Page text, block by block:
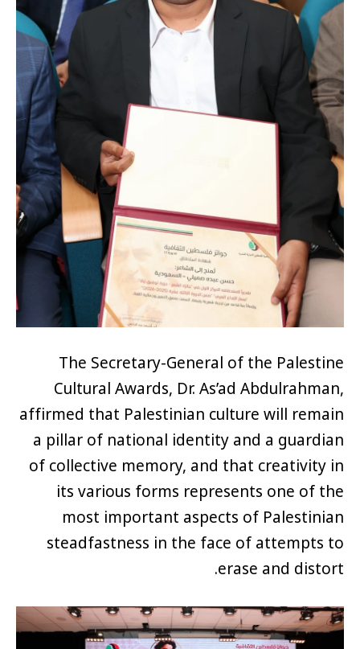
The Secretary-General of the Palestine
Cultural Awards, Dr. As’ad Abdulrahman,
affirmed that Palestinian culture will remain
a pillar of national identity and a guardian
of collective memory, and that creativity in
its various forms represents one of the
most important aspects of Palestinian
steadfastness in the face of attempts to
erase and distort.